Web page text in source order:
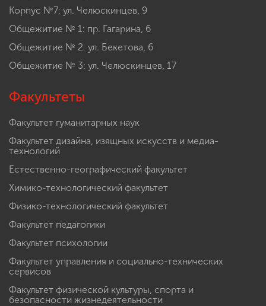
Корпус №7: ул. Челюскинцев, 9
Общежитие № 1: пр. Гагарина, 6
Общежитие № 2: ул. Бекетова, 6
Общежитие № 3: ул. Челюскинцев, 17
Факультеты
Факультет гуманитарных наук
Факультет дизайна, изящных искусств и медиа-
технологий
Естественно-географический факультет
Химико-технологический факультет
Физико-технологический факультет
Факультет педагогики
Факультет психологии
Факультет управления и социально-технических
сервисов
Факультет физической культуры, спорта и
безопасности жизнедеятельности